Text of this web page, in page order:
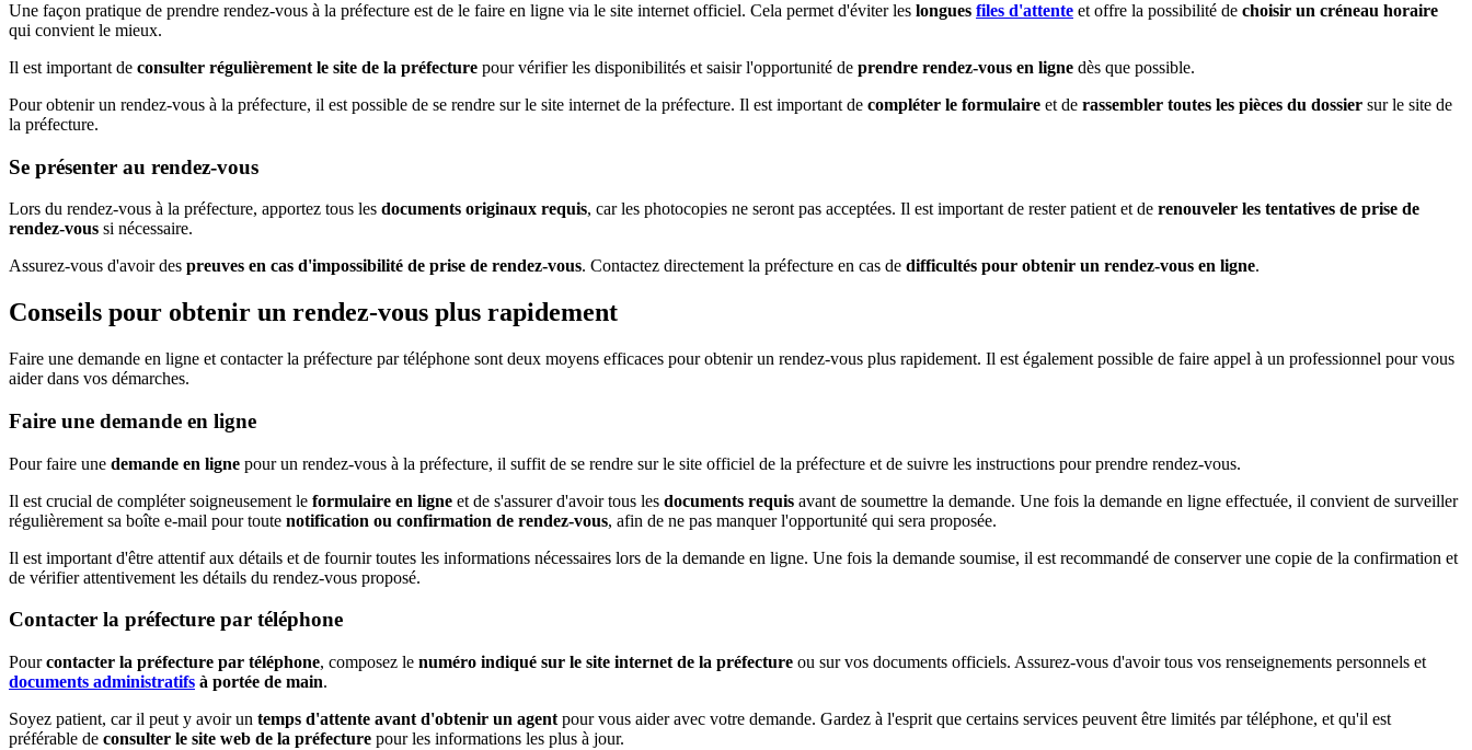
Une façon pratique de prendre rendez-vous à la préfecture est de le faire en ligne via le site internet officiel. Cela permet d'éviter les longues files d'attente et offre la possibilité de choisir un créneau horaire
qui convient le mieux.
Il est important de consulter régulièrement le site de la préfecture pour vérifier les disponibilités et saisir l'opportunité de prendre rendez-vous en ligne dès que possible.
Pour obtenir un rendez-vous à la préfecture, il est possible de se rendre sur le site internet de la préfecture. Il est important de compléter le formulaire et de rassembler toutes les pièces du dossier sur le site de
la préfecture.
Se présenter au rendez-vous
Lors du rendez-vous à la préfecture, apportez tous les documents originaux requis, car les photocopies ne seront pas acceptées. Il est important de rester patient et de renouveler les tentatives de prise de
rendez-vous si nécessaire.
Assurez-vous d'avoir des preuves en cas d'impossibilité de prise de rendez-vous. Contactez directement la préfecture en cas de difficultés pour obtenir un rendez-vous en ligne.
Conseils pour obtenir un rendez-vous plus rapidement
Faire une demande en ligne et contacter la préfecture par téléphone sont deux moyens efficaces pour obtenir un rendez-vous plus rapidement. Il est également possible de faire appel à un professionnel pour vous
aider dans vos démarches.
Faire une demande en ligne
Pour faire une demande en ligne pour un rendez-vous à la préfecture, il suffit de se rendre sur le site officiel de la préfecture et de suivre les instructions pour prendre rendez-vous.
Il est crucial de compléter soigneusement le formulaire en ligne et de s'assurer d'avoir tous les documents requis avant de soumettre la demande. Une fois la demande en ligne effectuée, il convient de surveiller
régulièrement sa boîte e-mail pour toute notification ou confirmation de rendez-vous, afin de ne pas manquer l'opportunité qui sera proposée.
Il est important d'être attentif aux détails et de fournir toutes les informations nécessaires lors de la demande en ligne. Une fois la demande soumise, il est recommandé de conserver une copie de la confirmation et
de vérifier attentivement les détails du rendez-vous proposé.
Contacter la préfecture par téléphone
Pourcontacter la préfecture par téléphone, composez le numéro indiqué sur le site internet de la préfecture ou sur vos documents officiels. Assurez-vous d'avoir tous vos renseignements personnels et
documents administratifs à portée de main.
Soyez patient, car il peut y avoir un temps d'attente avant d'obtenir un agent pour vous aider avec votre demande. Gardez à l'esprit que certains services peuvent être limités par téléphone, et qu'il est
préférable de consulter le site web de la préfecture pour les informations les plus à jour.